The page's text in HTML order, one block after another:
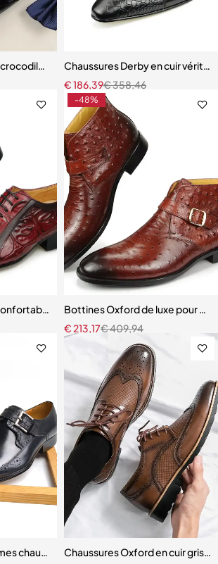
crocodile pour hommes, chaussures
Chaussures Derby en cuir
€358,46
€186,39
en crocodile pour hommes derby
-48%
Bottines Oxford de luxe pour
€409,94
€213,17
chaussures couche supérieure en cuir de
Chaussures Oxford en cuir gris